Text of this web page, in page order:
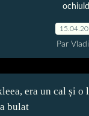
Par
era un cal și
bulat